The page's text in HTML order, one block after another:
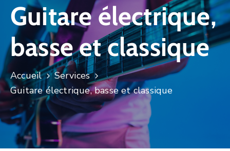
Economie
Projets
De
Territoire
Découvrir
Guitare électrique,
basse et classique
Accueil
Services
Guitare électrique, basse et classique